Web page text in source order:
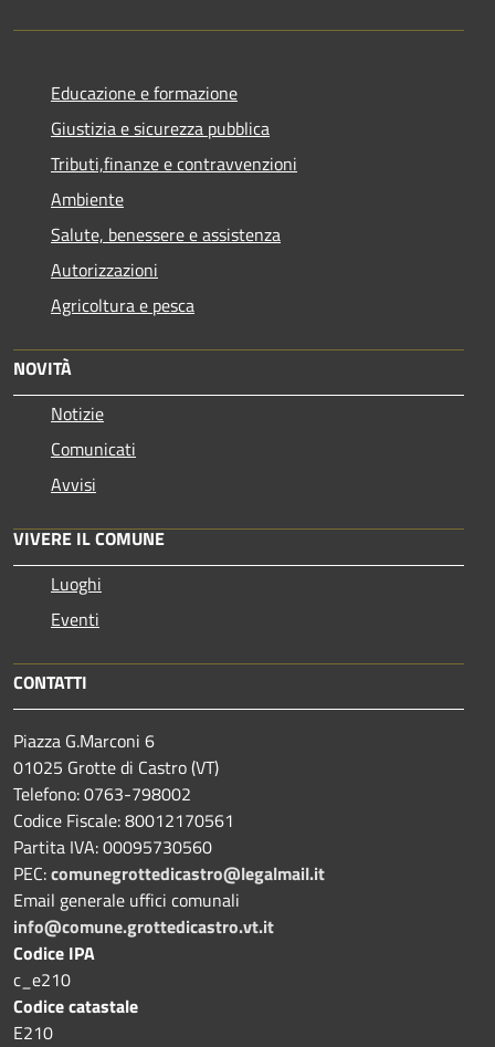
Educazione e formazione
Giustizia e sicurezza pubblica
Tributi,finanze e contravvenzioni
Ambiente
Salute, benessere e assistenza
Autorizzazioni
Agricoltura e pesca
NOVITÀ
Notizie
Comunicati
Avvisi
VIVERE IL COMUNE
Luoghi
Eventi
CONTATTI
Piazza G.Marconi 6
01025 Grotte di Castro (VT)
Telefono: 0763-798002
Codice Fiscale: 80012170561
Partita IVA: 00095730560
PEC:comunegrottedicastro@legalmail.it
Email generale uffici comunali
info@comune.grottedicastro.vt.it
Codice IPA
c_e210
Codice catastale
E210